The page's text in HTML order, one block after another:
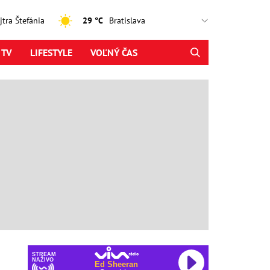
Štefánia 29 °C
LIFESTYLE VOĽNÝ ČAS
STREAM
NAŽIVO
Ed Sheeran